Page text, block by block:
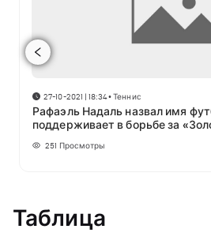
27-10-2021 | 18:34•Теннис
Рафаэль Надаль назвал имя
поддерживает в борьбе за
251 Просмотры
Таблица